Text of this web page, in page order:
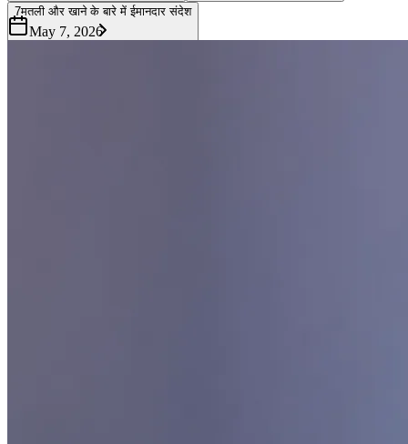
7मतली और खाने के बारे में ईमानदार संदेश
May 7, 2026